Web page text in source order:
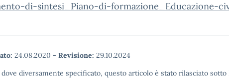
di-sintesi_Piano-di-formazione_Educazione-
24.08.2020 - Revisione: 29.10.2024
diversamente specificato, questo articolo è stato rilasciato